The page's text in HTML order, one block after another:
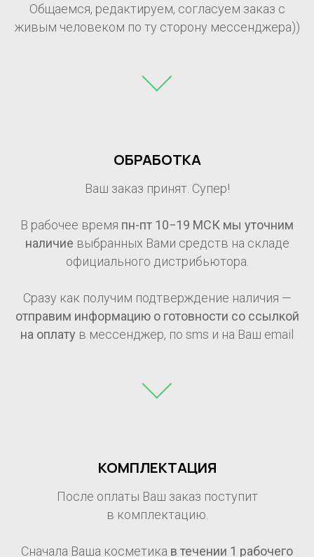
Общаемся, редактируем, согласуем заказ с
живым человеком по ту сторону мессенджера))
ОБРАБОТКА
Ваш заказ принят. Супер!
В рабочее время пн-пт 10−19 МСК мы уточним
наличие выбранных Вами средств на складе
официального дистрибьютора.
Сразу как получим подтверждение наличия —
отправим информацию о готовности со ссылкой
на оплату в мессенджер, по sms и на Ваш email
КОМПЛЕКТАЦИЯ
После оплаты Ваш заказ поступит
в комплектацию.
Сначала Ваша косметика в течении 1 рабочего